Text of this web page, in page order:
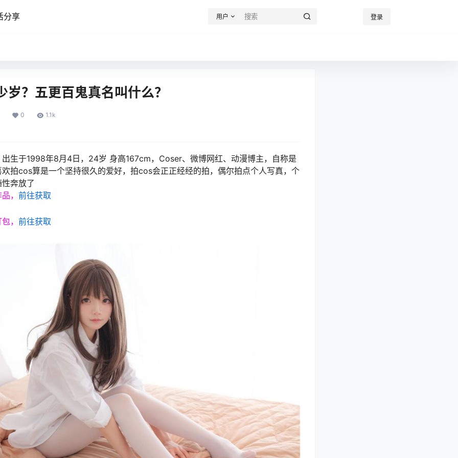
分享 用户 登录
岁？五更百鬼真名叫什么？
0 1.1k
生于1998年8月4日，24岁 身高167cm，Coser、微博网红、动漫博主，自称是
拍cos算是一个坚持很久的爱好，拍cos会正正经经的拍，偶尔拍点个人写真，个
奔放了
， 前往获取
， 前往获取